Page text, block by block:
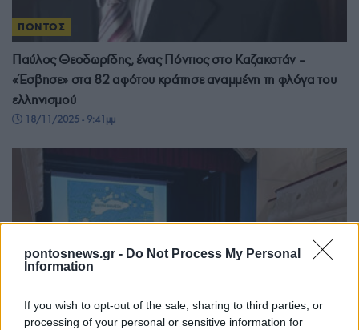
pontosnews.gr - Do Not Process My Personal
Information
If you wish to opt-out of the sale, sharing to third parties, or
processing of your personal or sensitive information for
ΠΟΝΤΟΣ
Παύλος Θεοδωρίδης, ένας Πόντιος στο Καζακστάν –
«Έσβησε» στα 82 αφότου κράτησε αναμμένη τη φλόγα του
ελληνισμού
18/11/2025 - 9:41μμ